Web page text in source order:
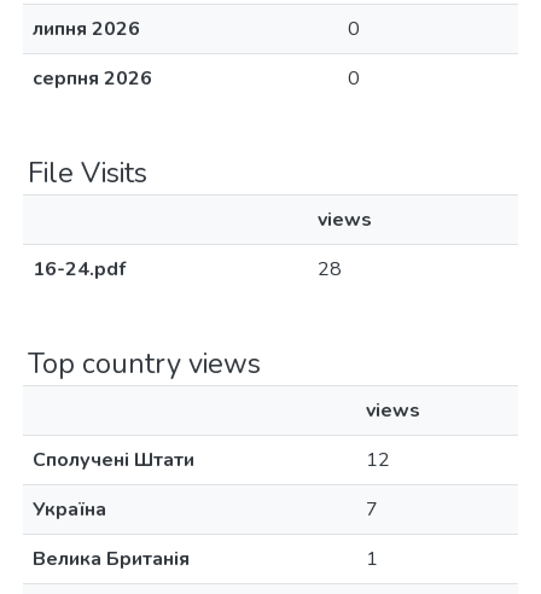
липня 2026
0
серпня 2026
0
File Visits
views
16-24.pdf
28
Top country views
views
Сполучені Штати
12
Україна
7
Велика Британія
1